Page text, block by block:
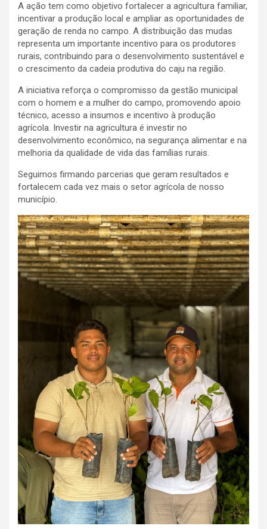
A ação tem como objetivo fortalecer a agricultura familiar,
incentivar a produção local e ampliar as oportunidades de
geração de renda no campo. A distribuição das mudas
representa um importante incentivo para os produtores
rurais, contribuindo para o desenvolvimento sustentável e
o crescimento da cadeia produtiva do caju na região.
A iniciativa reforça o compromisso da gestão municipal
com o homem e a mulher do campo, promovendo apoio
técnico, acesso a insumos e incentivo à produção
agrícola. Investir na agricultura é investir no
desenvolvimento econômico, na segurança alimentar e na
melhoria da qualidade de vida das famílias rurais.
Seguimos firmando parcerias que geram resultados e
fortalecem cada vez mais o setor agrícola de nosso
município.